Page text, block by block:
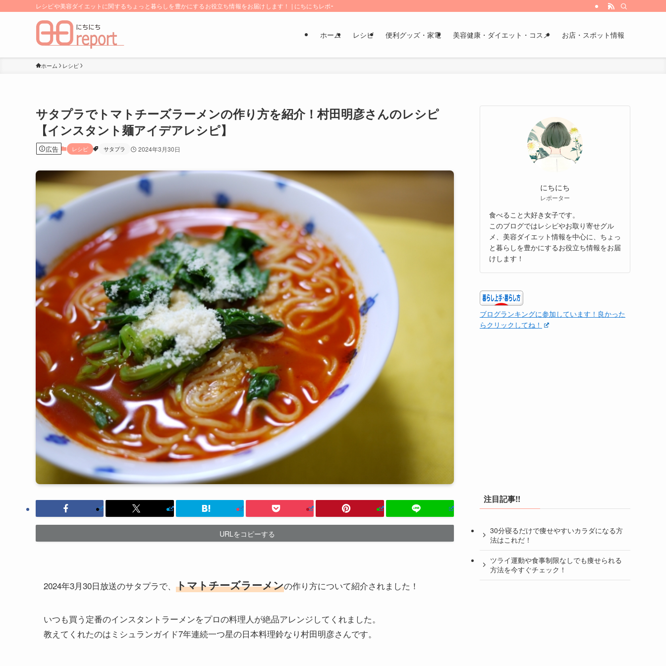
レシピや美容ダイエットに関するちょっと暮らしを豊かにするお役立ち情報をお届けします！ | にちにちレポート
ホーム レシピ 便利グッズ・家電 美容健康・ダイエット・コスメ お店・スポット情報
ホーム レシピ
サタプラでトマトチーズラーメンの作り方を紹介！村田明彦さんのレシピ
【インスタント麺アイデアレシピ】
広告 レシピ サタプラ 2024年3月30日
URLをコピーする
2024年3月30日放送のサタプラで、 トマトチーズラーメンの作り方について紹介されました！
いつも買う定番のインスタントラーメンをプロの料理人が絶品アレンジしてくれました。
教えてくれたのはミシュランガイド7年連続一つ星の日本料理鈴なり村田明彦さんです。
にちにち
レポーター
食べること大好き女子です。
このブログではレシピやお取り寄せグル
メ、美容ダイエット情報を中心に、ちょっ
と暮らしを豊かにするお役立ち情報をお届
けします！
ブログランキングに参加しています！良かった
らクリックしてね！
注目記事!!
30分寝るだけで痩せやすいカラダになる方
法はこれだ！
ツライ運動や食事制限なしでも痩せられる
方法を今すぐチェック！